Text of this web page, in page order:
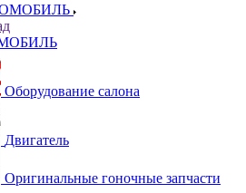
Оборудование салона
Двигатель
Оригинальные гоночные запчасти